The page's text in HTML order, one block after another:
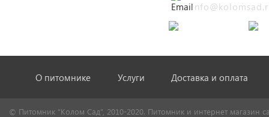
О питомнике Услуги Доставка и оплата
© Питомник “Колом Сад”, 2010-2020. Питомник и интернет магазин